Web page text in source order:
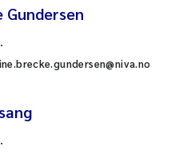
Gundersen